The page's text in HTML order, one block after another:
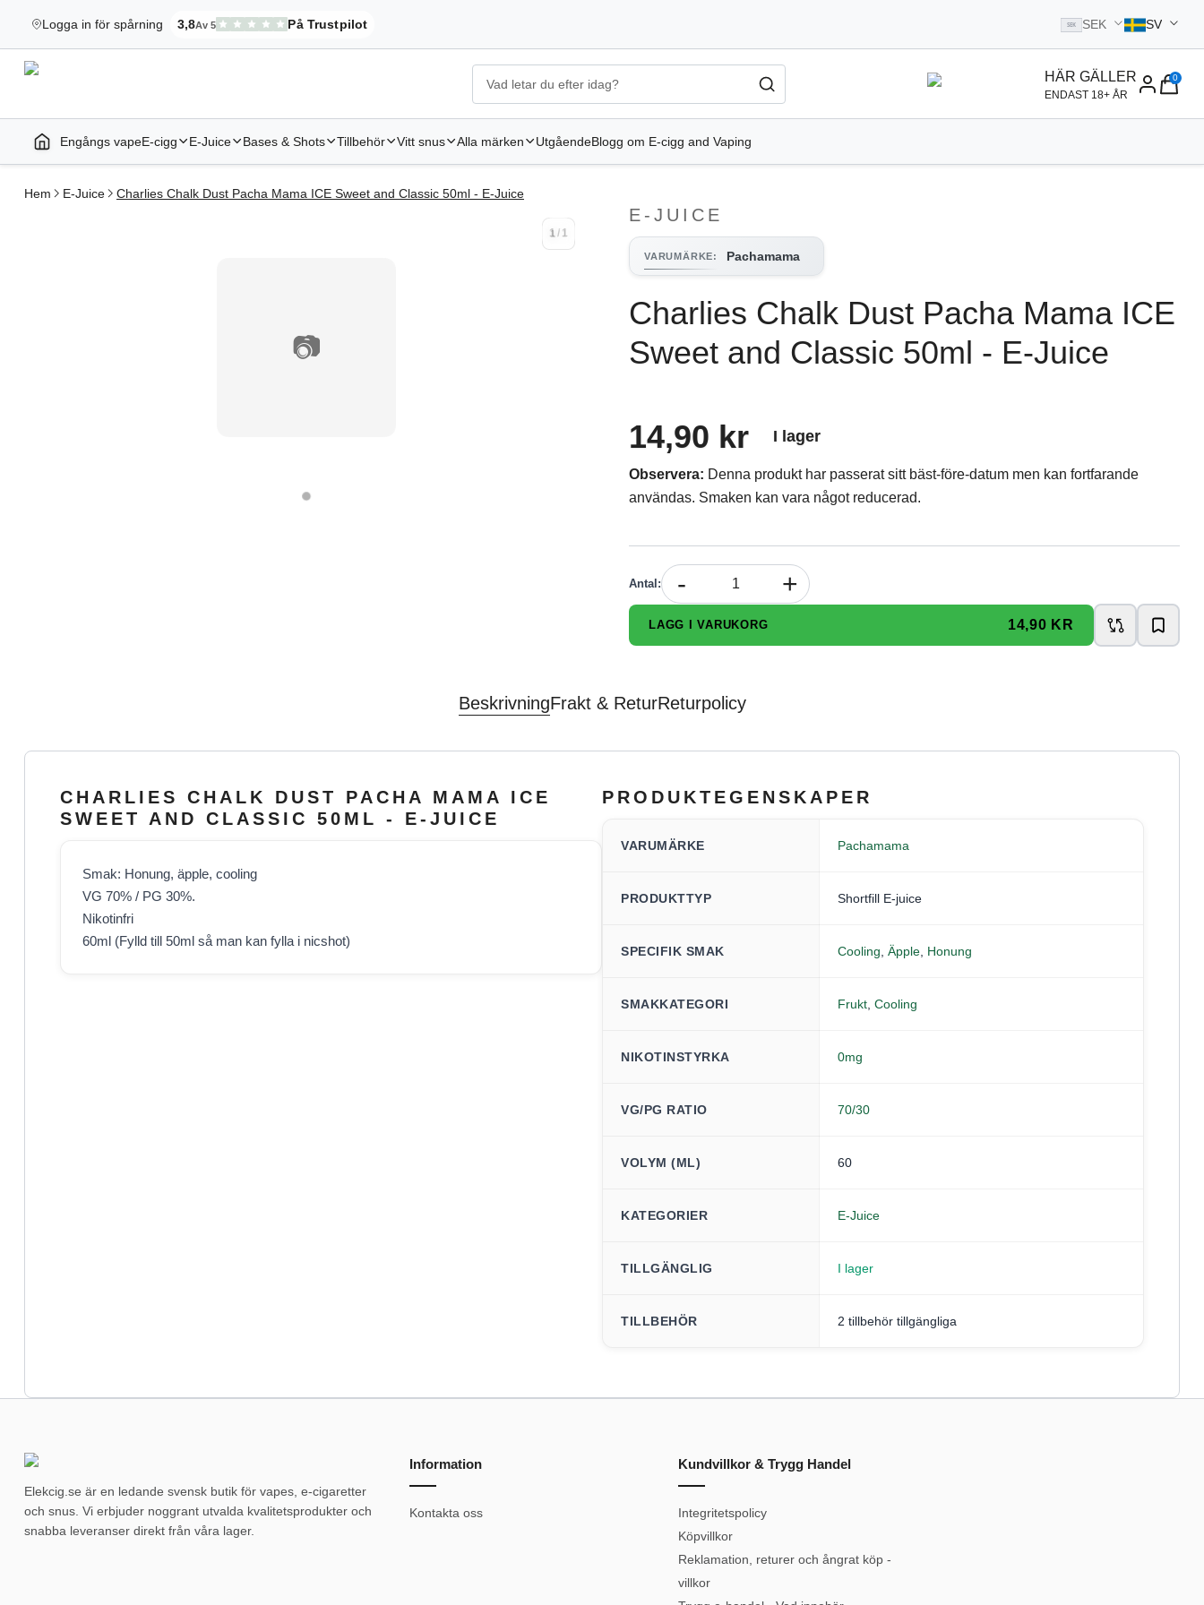
Logga in för spårning
Elekcig.se Har
3,8Av 5 På Trustpilot
,3 071 Recensioner
SEK SEK SV
Ecigg → Köp e-cigarett och elcigg online hos Elekcig Gå till startsidan HÄR GÄLLER
ENDAST 18+ ÅR
0
Startsida | Vapes
Engångs vapeE-cigg E-Juice Bases & Shots Tillbehör Vitt snus Alla märken UtgåendeBlogg om E-cigg and Vaping
Hem E-Juice Charlies Chalk Dust Pacha Mama ICE Sweet and Classic 50ml - E-Juice
📷
1/ 1
1/ 1
E-JUICE
VARUMÄRKE: Pachamama
Charlies Chalk Dust Pacha Mama ICE
Sweet and Classic 50ml - E-Juice
14,90 kr I lager
Observera: Denna produkt har passerat sitt bäst-före-datum men kan fortfarande
användas. Smaken kan vara något reducerad.
Antal : - +
LÄGG I VARUKORG 14,90 KR
BeskrivningFrakt & ReturReturpolicy
CHARLIES CHALK DUST PACHA MAMA ICE
SWEET AND CLASSIC 50ML - E-JUICE
Smak: Honung, äpple, cooling
VG 70% / PG 30%.
Nikotinfri
60ml (Fylld till 50ml så man kan fylla i nicshot)
PRODUKTEGENSKAPER
VARUMÄRKE Pachamama
PRODUKTTYP Shortfill E-juice
SPECIFIK SMAK Cooling Äpple Honung
SMAKKATEGORI Frukt Cooling
NIKOTINSTYRKA 0mg
VG/PG RATIO 70/30
VOLYM (ML) 60
KATEGORIER E-Juice
TILLGÄNGLIG I lager
TILLBEHÖR 2 tillbehör tillgängliga
Elekcig.se är en ledande svensk butik för vapes, e-cigaretter
och snus. Vi erbjuder noggrant utvalda kvalitetsprodukter och
snabba leveranser direkt från våra lager.
Information
Kontakta oss
Kundvillkor & Trygg Handel
Integritetspolicy
Köpvillkor
Reklamation, returer och ångrat köp -
villkor